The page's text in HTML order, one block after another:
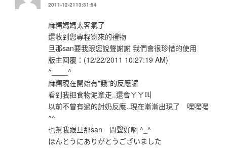
2011-12-2113:31:54
麻糬媽媽太客氣了
還收到您專程寄來的禮物
旦那san要我跟您說聲謝謝 我們會很珍惜的使用
版主回覆：(12/22/2011 10:27:19 AM)
^____^
麻糬現在開始有"餓"的反應囉
看到我把食物泥拿走..還會ㄚㄚ叫
以前不曾有過的討奶反應..現在漸漸出現了 嘿嘿嘿
^^
也幫我跟旦那san 問聲好啊 ^_^
ほんとうにありがとうございました